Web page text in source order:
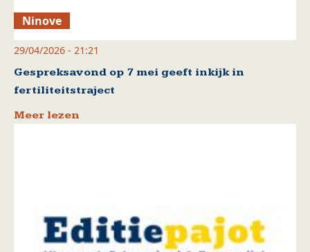
Ninove
29/04/2026 - 21:21
Gespreksavond op 7 mei geeft inkijk in
fertiliteitstraject
Meer lezen